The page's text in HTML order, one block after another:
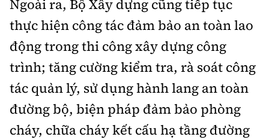
Ngoài ra, Bộ Xây dựng cũng tiếp tục
thực hiện công tác đảm bảo an toàn lao
động trong thi công xây dựng công
trình; tăng cường kiểm tra, rà soát công
tác quản lý, sử dụng hành lang an toàn
đường bộ, biện pháp đảm bảo phòng
cháy, chữa cháy kết cấu hạ tầng đường